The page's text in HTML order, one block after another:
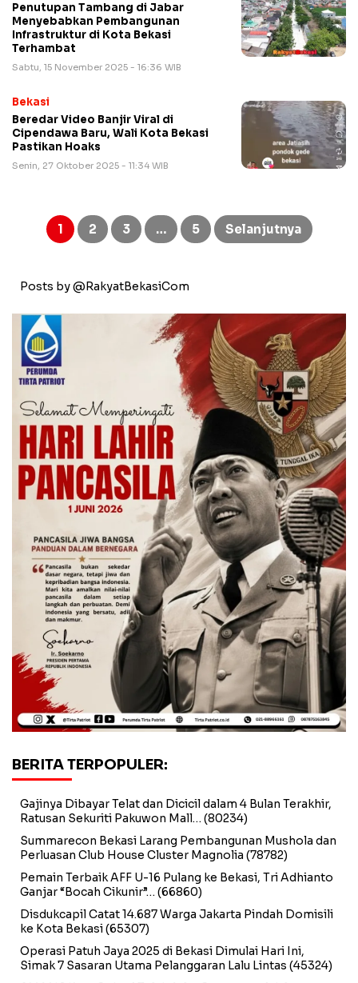
Penutupan Tambang di Jabar
Menyebabkan Pembangunan
Infrastruktur di Kota Bekasi
Terhambat
Sabtu, 15 November 2025 - 16:36 WIB
Bekasi
Beredar Video Banjir Viral di
Cipendawa Baru, Wali Kota Bekasi
Pastikan Hoaks
Senin, 27 Oktober 2025 - 11:34 WIB
Paginasi
pos
1 2 3 … 5 Selanjutnya
Posts by @RakyatBekasiCom
BERITA TERPOPULER:
Gajinya Dibayar Telat dan Dicicil dalam 4 Bulan Terakhir,
Ratusan Sekuriti Pakuwon Mall… (80234)
Summarecon Bekasi Larang Pembangunan Mushola dan
Perluasan Club House Cluster Magnolia (78782)
Pemain Terbaik AFF U-16 Pulang ke Bekasi, Tri Adhianto
Ganjar “Bocah Cikunir”… (66860)
Disdukcapil Catat 14.687 Warga Jakarta Pindah Domisili
ke Kota Bekasi(65307)
Operasi Patuh Jaya 2025 di Bekasi Dimulai Hari Ini,
Simak 7 Sasaran Utama Pelanggaran Lalu Lintas (45324)